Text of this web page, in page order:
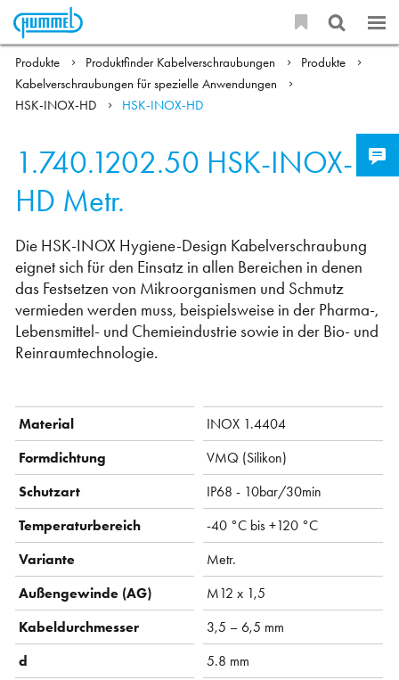
Produkte Produktfinder Kabelverschraubungen
Produkte
Kabelverschraubungen für spezielle Anwendungen
HSK-INOX-HD
HSK-INOX-HD
1.740.1202.50 HSK-INOX-
HD Metr.
Die HSK-INOX Hygiene-Design Kabelverschraubung
eignet sich für den Einsatz in allen Bereichen in denen
das Festsetzen von Mikroorganismen und Schmutz
vermieden werden muss, beispielsweise in der Pharma-,
Lebensmittel- und Chemieindustrie sowie in der Bio- und
Reinraumtechnologie.
Material
INOX 1.4404
Formdichtung
VMQ (Silikon)
Schutzart
IP68 - 10bar/30min
Temperaturbereich
-40 °C bis +120 °C
Variante
Metr.
Außengewinde (AG)
M12 x 1,5
Kabeldurchmesser
3,5 – 6,5 mm
d
5.8 mm